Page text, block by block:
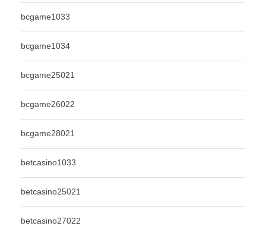
bcgame1033
bcgame1034
bcgame25021
bcgame26022
bcgame28021
betcasino1033
betcasino25021
betcasino27022